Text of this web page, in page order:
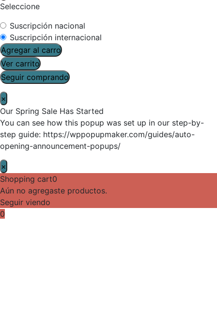
Seleccione
Suscripción nacional
Suscripción internacional
Agregar al carro
Ver carrito
Seguir comprando
×
Our Spring Sale Has Started
You can see how this popup was set up in our step-by-
step guide: https://wppopupmaker.com/guides/auto-
opening-announcement-popups/
×
Shopping cart0
Aún no agregaste productos.
Seguir viendo
0